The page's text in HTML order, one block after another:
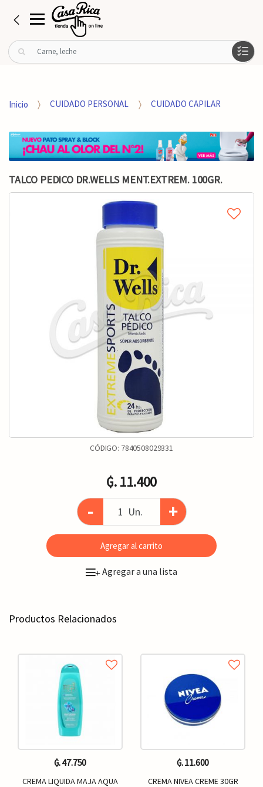
B
u
r
o
:
Inicio CUIDADO PERSONAL CUIDADO CAPILAR
TALCO PEDICO DR.WELLS MENT.EXTREM. 100GR.
CÓDIGO: 7840508029331
₲. 11.400
- Un. +
Agregar al carrito
+Agregar a una lista
Productos Relacionados
₲. 47.750
CREMA LIQUIDA MAJA AQUA
₲. 11.600
CREMA NIVEA CREME 30GR